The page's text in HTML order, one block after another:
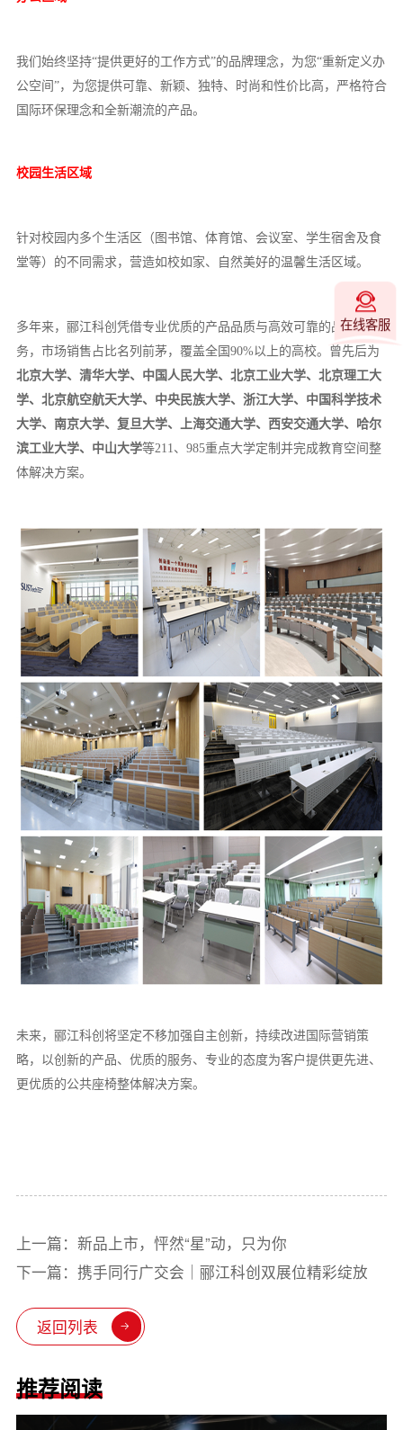
我们始终坚持“提供更好的工作方式”的品牌理念，为您“重新定义办
公空间”，为您提供可靠、新颖、独特、时尚和性价比高，严格符合
国际环保理念和全新潮流的产品。
校园生活区域
针对校园内多个生活区（图书馆、体育馆、会议室、学生宿舍及食
堂等）的不同需求，营造如校如家、自然美好的温馨生活区域。
多年来，郦江科创凭借专业优质的产品品质与高效可靠的品牌服
务，市场销售占比名列前茅，覆盖全国90%以上的高校。曾先后为
北京大学、清华大学、中国人民大学、北京工业大学、北京理工大
学、北京航空航天大学、中央民族大学、浙江大学、中国科学技术
大学、南京大学、复旦大学、上海交通大学、西安交通大学、哈尔
滨工业大学、中山大学等211、985重点大学定制并完成教育空间整
体解决方案。
未来，郦江科创 将坚定不移加强自主创新，持续改进国际营销策
略，
以创新的产品、优质的服务、专业的态度为客户提供更先进、
更优质的公共座椅整体解决方案。
上一篇：新品上市，怦然“星”动，只为你
下一篇：携手同行广交会｜郦江科创双展位精彩绽放
返回列表
推荐阅读
在线客服